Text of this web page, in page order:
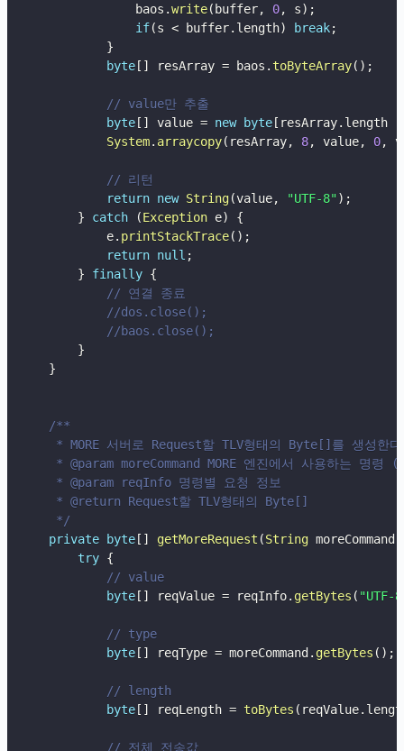
                baos
.write( buffer, 0, s) ;
if(s < buffer. length) break;
}
byte [ ] resArray = baos .toByteArray( ) ;
// value만 추출
byte [ ] value = new byte [ resArray. length
System. arraycopy( resArray, 8, value, 0,
// 리턴
return new String(value, "UTF-8") ;
}
catch (Exception e)
{
            e
. printStackTrace( ) ;
return null ;
}
finally {
// 연결 종료
//dos.close();
//baos.close();
}
}
/**
* MORE 서버로 Request할 TLV형태의 Byte[]를 생성한
* @param moreCommand MORE 엔진에서 사용하는 명령
     * @param reqInfo 명령별 요청 정보
     * @return Request할 TLV형태의 Byte[]
     */
private
byte [ ] getMoreRequest (String moreCommand
try {
// value
byte [ ] reqValue = reqInfo. getBytes ( "UTF-
// type
byte [ ] reqType = moreCommand . getBytes ( ) ;
// length
byte [ ] reqLength = toBytes ( reqValue.
// 전체 전송값